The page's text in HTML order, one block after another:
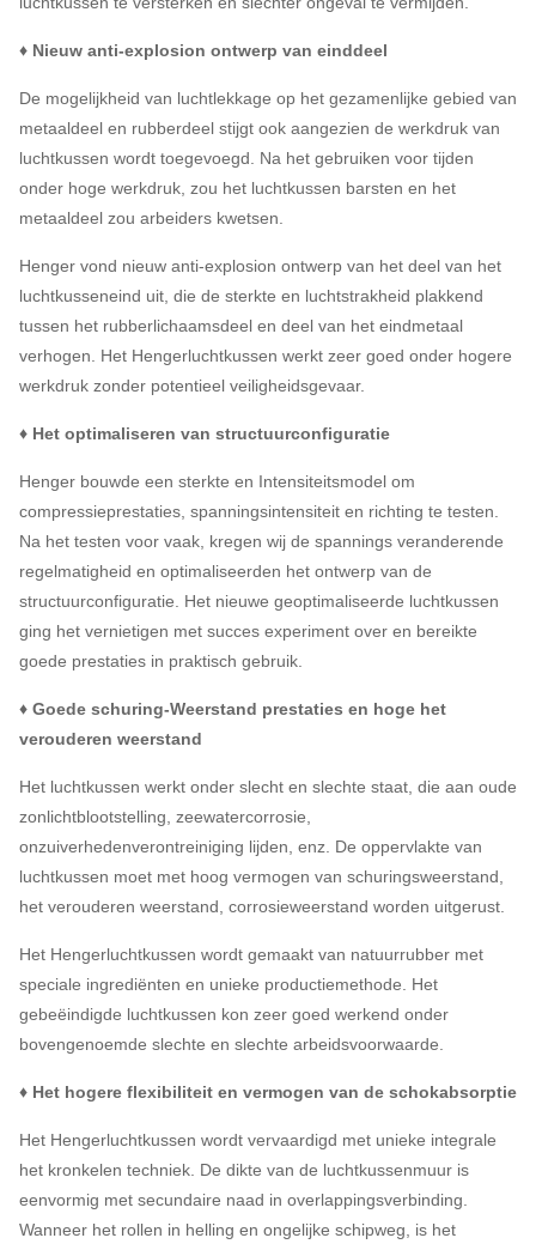
♦ Nieuw anti-explosion ontwerp van einddeel
De mogelijkheid van luchtlekkage op het gezamenlijke gebied van
metaaldeel en rubberdeel stijgt ook aangezien de werkdruk van
luchtkussen wordt toegevoegd. Na het gebruiken voor tijden
onder hoge werkdruk, zou het luchtkussen barsten en het
metaaldeel zou arbeiders kwetsen.
Henger vond nieuw anti-explosion ontwerp van het deel van het
luchtkusseneind uit, die de sterkte en luchtstrakheid plakkend
tussen het rubberlichaamsdeel en deel van het eindmetaal
verhogen. Het Hengerluchtkussen werkt zeer goed onder hogere
werkdruk zonder potentieel veiligheidsgevaar.
♦ Het optimaliseren van structuurconfiguratie
Henger bouwde een sterkte en Intensiteitsmodel om
compressieprestaties, spanningsintensiteit en richting te testen.
Na het testen voor vaak, kregen wij de spannings veranderende
regelmatigheid en optimaliseerden het ontwerp van de
structuurconfiguratie. Het nieuwe geoptimaliseerde luchtkussen
ging het vernietigen met succes experiment over en bereikte
goede prestaties in praktisch gebruik.
♦ Goede schuring-Weerstand prestaties en hoge het
verouderen weerstand
Het luchtkussen werkt onder slecht en slechte staat, die aan oude
zonlichtblootstelling, zeewatercorrosie,
onzuiverhedenverontreiniging lijden, enz. De oppervlakte van
luchtkussen moet met hoog vermogen van schuringsweerstand,
het verouderen weerstand, corrosieweerstand worden uitgerust.
Het Hengerluchtkussen wordt gemaakt van natuurrubber met
speciale ingrediënten en unieke productiemethode. Het
gebeëindigde luchtkussen kon zeer goed werkend onder
bovengenoemde slechte en slechte arbeidsvoorwaarde.
♦ Het hogere flexibiliteit en vermogen van de schokabsorptie
Het Hengerluchtkussen wordt vervaardigd met unieke integrale
het kronkelen techniek. De dikte van de luchtkussenmuur is
eenvormig met secundaire naad in overlappingsverbinding.
Wanneer het rollen in helling en ongelijke schipweg, is het